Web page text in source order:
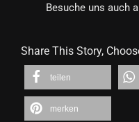
Besuche uns auch
Share This Story,
teilen
merken